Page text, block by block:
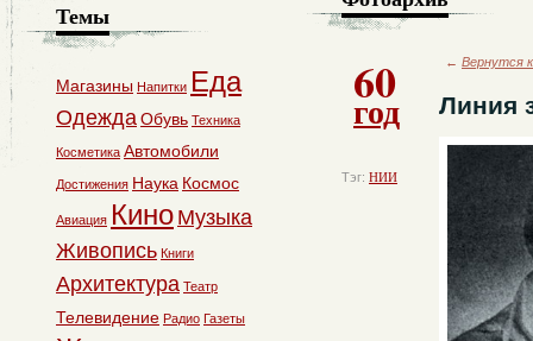
60
год
Тэг: НИИ
← Вернутся
Линия
Темы
Магазины Напитки Еда
ОдеждаОбувь Техника
Косметика Автомобили
Достижения Наука Космос
Авиация Кино Музыка
Живопись Книги
Архитектура Театр
Телевидение Радио Газеты